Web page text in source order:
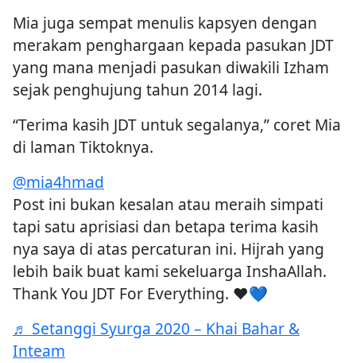
Mia juga sempat menulis kapsyen dengan
merakam penghargaan kepada pasukan JDT
yang mana menjadi pasukan diwakili Izham
sejak penghujung tahun 2014 lagi.
“Terima kasih JDT untuk segalanya,” coret Mia
di laman Tiktoknya.
@mia4hmad
Post ini bukan kesalan atau meraih simpati
tapi satu aprisiasi dan betapa terima kasih
nya saya di atas percaturan ini. Hijrah yang
lebih baik buat kami sekeluarga InshaAllah.
Thank You JDT For Everything. ❤️💙
♬ Setanggi Syurga 2020 – Khai Bahar &
Inteam